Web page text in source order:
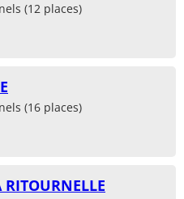
(12 places)
(16 places)
RITOURNELLE